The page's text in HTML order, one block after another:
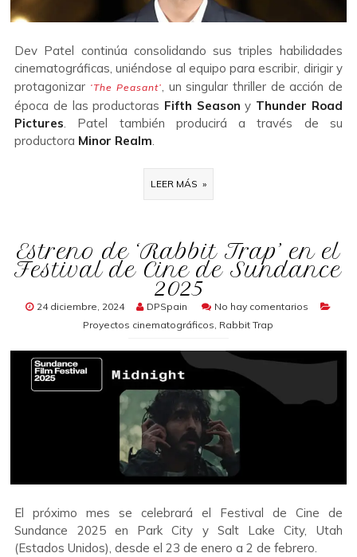
Dev Patel continúa consolidando sus triples habilidades
cinematográficas, uniéndose al equipo para escribir, dirigir y
protagonizar ‘The Peasant’, un singular thriller de acción de
época de las productoras Fifth Season y Thunder Road
Pictures.
Patel también producirá a través de su
productora Minor Realm.
LEER MÁS »
Estreno de ‘Rabbit Trap’ en el
Festival de Cine de Sundance
2025
24 diciembre, 2024 DPSpain
No hay comentarios
Proyectos cinematográficos Rabbit Trap
El próximo mes se celebrará el Festival de Cine de
Sundance 2025 en Park City y Salt Lake City, Utah
(Estados Unidos), desde el 23 de enero a 2 de febrero.